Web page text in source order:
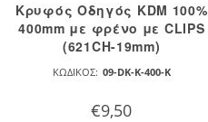
Κρυφός Οδηγός KDM 100%
400mm με φρένο με CLIPS
(621CH-19mm)
ΚΩΔΙΚΌΣ: 09-DK-K-400-K
€9,50